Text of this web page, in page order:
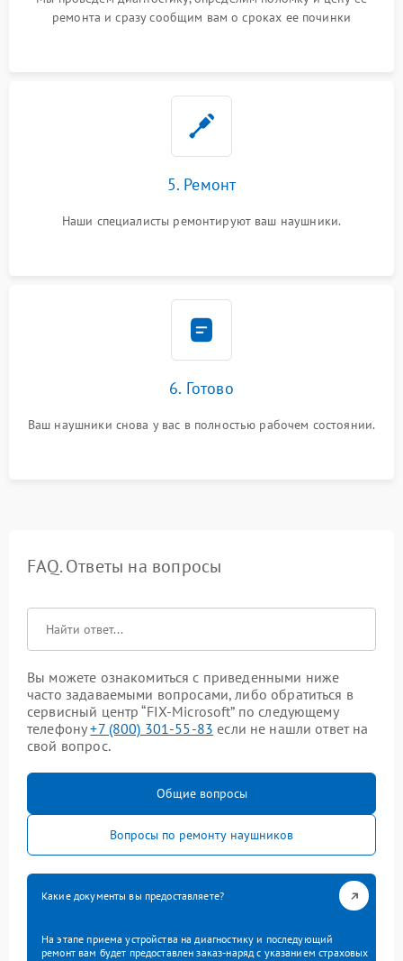
ремонта и сразу сообщим вам о сроках ее починки
5. Ремонт
Наши специалисты ремонтируют ваш наушники.
6. Готово
Ваш наушники снова у вас в полностью рабочем состоянии.
FAQ. Ответы на вопросы
Вы можете ознакомиться с приведенными ниже
часто задаваемыми вопросами, либо обратиться в
сервисный центр “FIX-Microsoft” по следующему
телефону+7 (800) 301-55-83 если не нашли ответ на
свой вопрос.
Общие вопросы
Вопросы по ремонту наушников
Какие документы вы предоставляете?
На этапе приема устройства на диагностику и последующий
ремонт вам будет предоставлен заказ-наряд с указанием страховых